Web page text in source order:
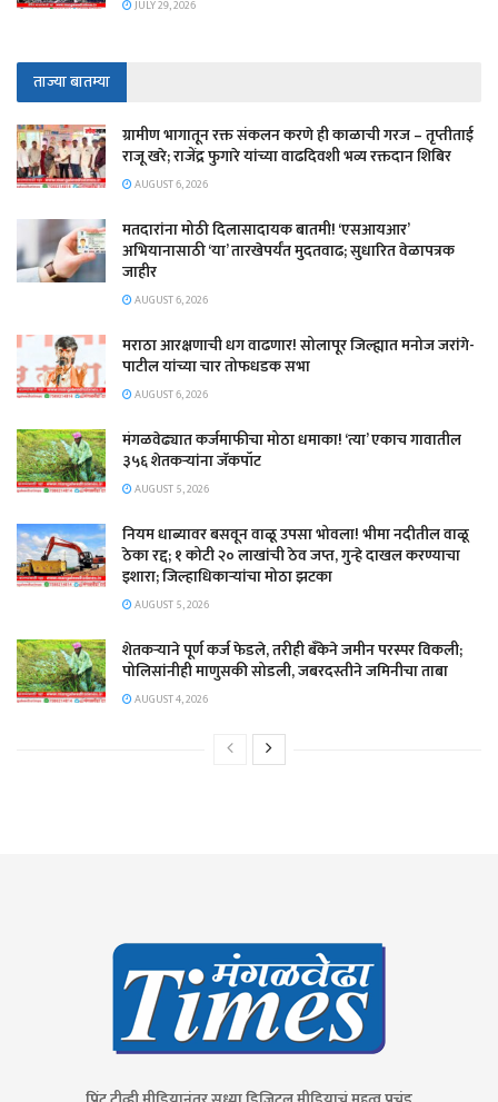
JULY 29, 2026
ताज्या बातम्या
ग्रामीण भागातून रक्त संकलन करणे ही काळाची गरज – तृप्तीताई
राजू खरे; राजेंद्र फुगारे यांच्या वाढदिवशी भव्य रक्तदान शिबिर
AUGUST 6, 2026
मतदारांना मोठी दिलासादायक बातमी! ‘एसआयआर’
अभियानासाठी ‘या’ तारखेपर्यंत मुदतवाढ; सुधारित वेळापत्रक
जाहीर
AUGUST 6, 2026
मराठा आरक्षणाची धग वाढणार! सोलापूर जिल्ह्यात मनोज जरांगे-
पाटील यांच्या चार तोफधडक सभा
AUGUST 6, 2026
मंगळवेढ्यात कर्जमाफीचा मोठा धमाका! ‘त्या’ एकाच गावातील
३५६ शेतकऱ्यांना जॅकपॉट
AUGUST 5, 2026
नियम धाब्यावर बसवून वाळू उपसा भोवला! भीमा नदीतील वाळू
ठेका रद्द; १ कोटी २० लाखांची ठेव जप्त, गुन्हे दाखल करण्याचा
इशारा; जिल्हाधिकाऱ्यांचा मोठा झटका
AUGUST 5, 2026
शेतकऱ्याने पूर्ण कर्ज फेडले, तरीही बँकेने जमीन परस्पर विकली;
पोलिसांनीही माणुसकी सोडली, जबरदस्तीने जमिनीचा ताबा
AUGUST 4, 2026